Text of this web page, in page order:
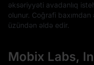
əksəriyyəti avadanlıq
olunur. Coğrafi
üzündən əldə edir.
Mobix Labs,